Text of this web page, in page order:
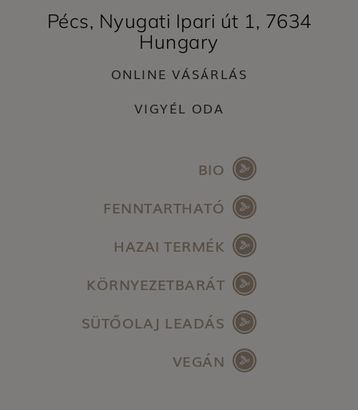
Pécs, Nyugati Ipari út 1, 7634
Hungary
ONLINE VÁSÁRLÁS
VIGYÉL ODA
BIO
FENNTARTHATÓ
HAZAI TERMÉK
KÖRNYEZETBARÁT
SÜTŐOLAJ LEADÁS
VEGÁN